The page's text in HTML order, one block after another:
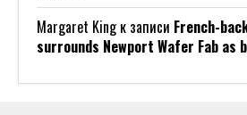
Margaret Kingк записи French-
surrounds Newport Wafer Fab as